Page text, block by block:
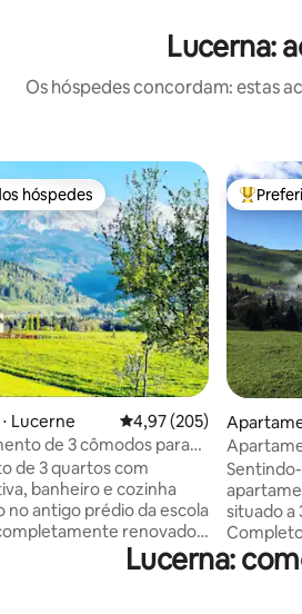
Lucerna:
Os hóspedes concordam: estas
preferidos dos hóspedes
hóspedes
Lucerne 4,97 de uma avaliação
4,97 (205)
de 3 cômodos para
em área
cidade
de 3 quartos com
banheiro e cozinha
no antigo prédio da escola
renovado
locais, você
Entre
circuitos
situado a
terraço e
Lucerna: